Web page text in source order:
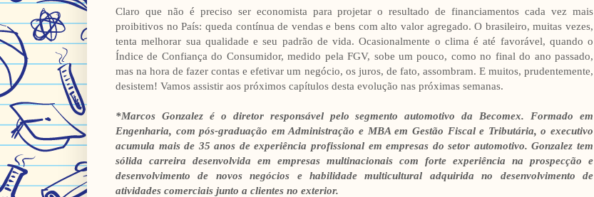
Claro que não é preciso ser economista para projetar o resultado de financiamentos cada vez mais
proibitivos no País: queda contínua de vendas e bens com alto valor agregado. O brasileiro, muitas vezes,
tenta melhorar sua qualidade e seu padrão de vida. Ocasionalmente o clima é até favorável, quando o
Índice de Confiança do Consumidor, medido pela FGV, sobe um pouco, como no final do ano passado,
mas na hora de fazer contas e efetivar um negócio, os juros, de fato, assombram. E muitos, prudentemente,
desistem! Vamos assistir aos próximos capítulos desta evolução nas próximas semanas.
*Marcos Gonzalez é o diretor responsável pelo segmento automotivo da Becomex. Formado em
Engenharia, com pós-graduação em Administração e MBA em Gestão Fiscal e Tributária, o executivo
acumula mais de 35 anos de experiência profissional em empresas do setor automotivo. Gonzalez tem
sólida carreira desenvolvida em empresas multinacionais com forte experiência na prospecção e
desenvolvimento de novos negócios e habilidade multicultural adquirida no desenvolvimento de
atividades comerciais junto a clientes no exterior.